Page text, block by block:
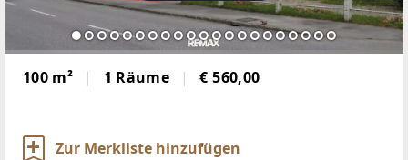
100 m² 1 Räume € 560,00
Zur Merkliste hinzufügen